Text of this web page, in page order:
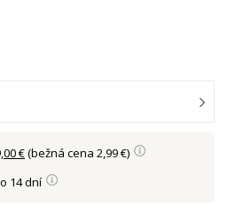
€(bežná cena 2,99 €)
14 dní